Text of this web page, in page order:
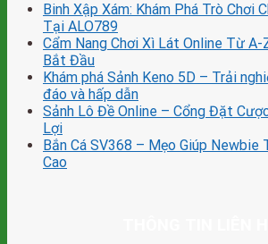
Binh Xập Xám: Khám Phá Trò Chơi
Tại ALO789
Cẩm Nang Chơi Xì Lát Online Từ
Bắt Đầu
Khám phá Sảnh Keno 5D – Trải
đáo và hấp dẫn
Sảnh Lô Đề Online – Cổng Đặt
Lợi
Bắn Cá SV368 – Mẹo Giúp Newbie
Cao